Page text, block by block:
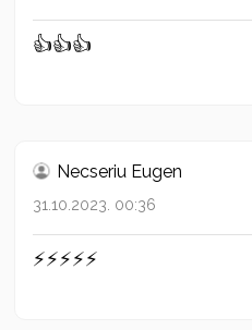
👍👍👍
Necseriu Eugen
31.10.2023. 00:36
⚡⚡⚡⚡⚡